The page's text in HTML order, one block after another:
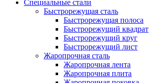
Специальные стали
Быстрорежущая сталь
Быстрорежущая полоса
Быстрорежущий квадрат
Быстрорежущий круг
Быстрорежущий лист
Жаропрочная сталь
Жаропрочная лента
Жаропрочная плита